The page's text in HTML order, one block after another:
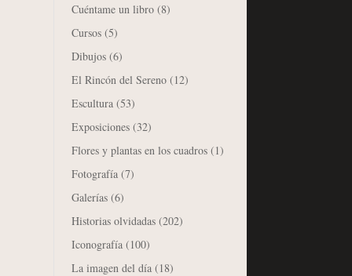
Cuéntame un libro (8)
Cursos (5)
Dibujos (6)
El Rincón del Sereno (12)
Escultura (53)
Exposiciones (32)
Flores y plantas en los cuadros (1)
Fotografía (7)
Galerías (6)
Historias olvidadas (202)
Iconografía (100)
La imagen del día (18)